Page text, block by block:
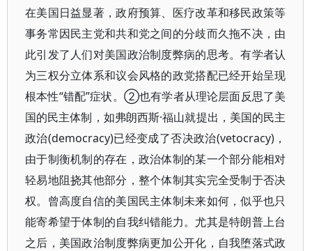
在美国日益显著，政府预算、医疗改革和移民政策等
事务常因民主党和共和党之间的分歧而久拖不决，由
此引发了人们对美国政治制度弊病的思考。有学者认
为三权分立体系和议会风格的政党搭配已经开始呈现
根本性“错配”症状。②也有学者从理论层面反思了美
国的民主体制，如弗朗西斯·福山就提出，美国的民主
政治(democracy)已经变成了否决政治(vetocracy)，
由于制衡机制的存在，政治体制的某一个部分能相对
轻易地阻挠其他部分，整个体制其实完全受制于否决
权。曾高度自信的美国民主体制未来如何，似乎也只
能寄希望于体制的自我纠错能力。尤其是特朗普上台
之后，美国政治制度弊病更加公开化，自我堕落式政